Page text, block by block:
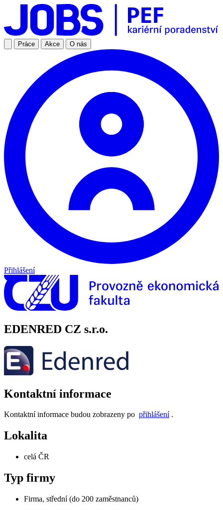
Práce Akce O nás
Přihlášení
EDENRED CZ s.r.o.
Kontaktní informace
Kontaktní informace budou zobrazeny po přihlášení.
Lokalita
celá ČR
Typ firmy
Firma, střední (do 200 zaměstnanců)